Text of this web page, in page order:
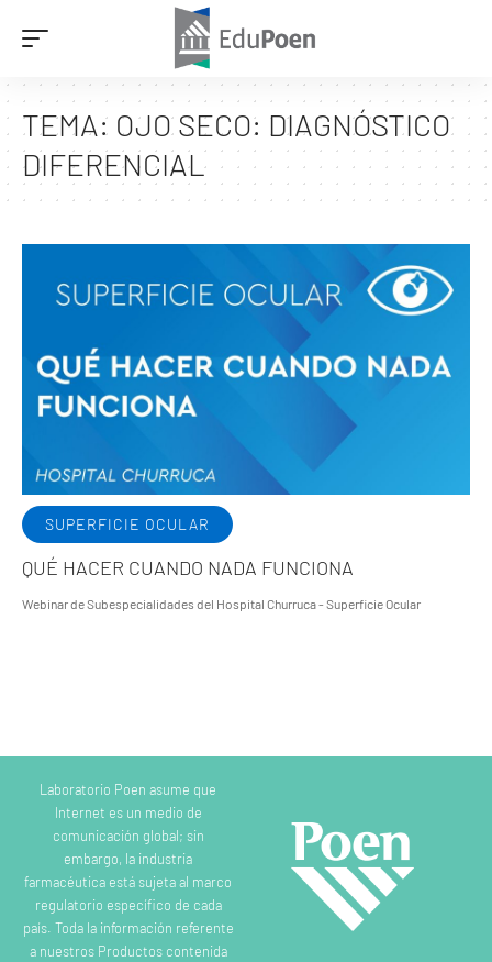
TEMA: OJO SECO: DIAGNÓSTICO
DIFERENCIAL
SUPERFICIE OCULAR
QUÉ HACER CUANDO NADA FUNCIONA
Webinar de Subespecialidades del Hospital Churruca - Superficie Ocular
Laboratorio Poen asume que
Internet es un medio de
comunicación global; sin
embargo, la industria
farmacéutica está sujeta al marco
regulatorio específico de cada
país. Toda la información referente
a nuestros Productos contenida